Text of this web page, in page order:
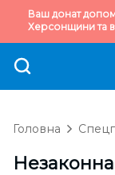
Ваш донат
Херсонщини та
Головна
Незаконна